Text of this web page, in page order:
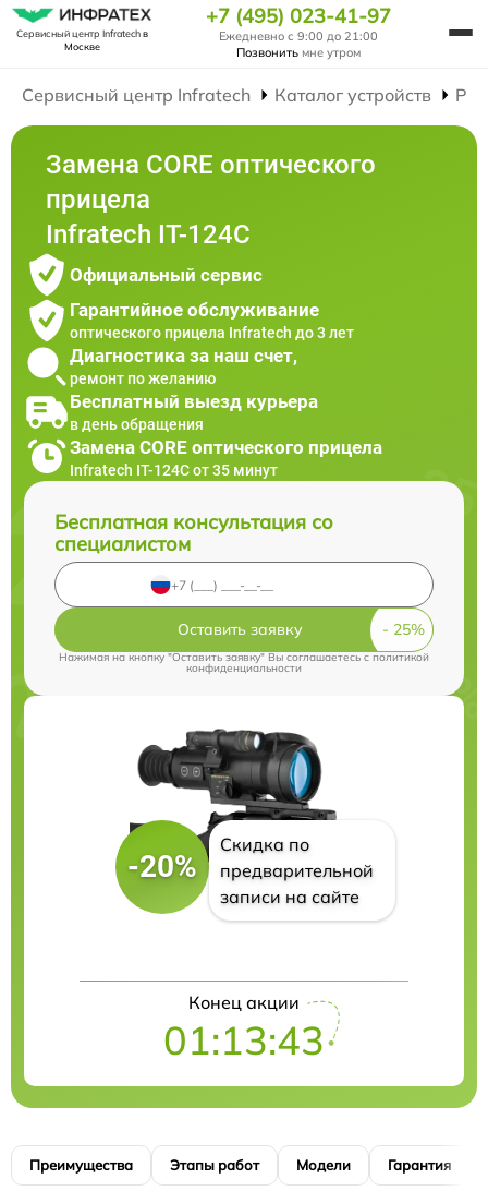
Сервисный центр Infratechв
Москве
+7 (495) 023-41-97
Ежедневно с 9:00 до 21:00
Позвонить мне утром
Сервисный центр Infratech Каталог устройств
Замена CORE оптического
прицела
Infratech IT-124C
Официальный сервис
Гарантийное обслуживание
оптического прицела Infratech до 3 лет
Диагностика за наш счет,
ремонт по желанию
Бесплатный выезд курьера
в день обращения
Замена CORE оптического прицела
Infratech IT-124C от 35 минут
Бесплатная консультация со
специалистом
Оставить заявку
Нажимая на кнопку "Оставить заявку" Вы соглашаетесь cполитикой
конфиденциальности
-20%
Скидка по
предварительной
записи на сайте
Конец акции
01:13:41
Преимущества Этапы работ Модели Гарантия